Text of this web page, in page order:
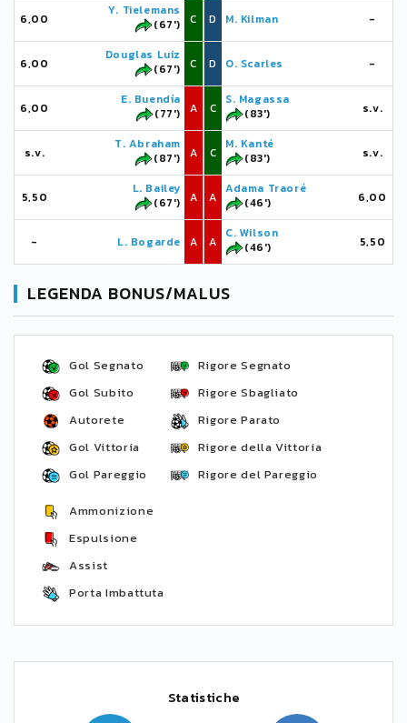
6,00
Y. Tielemans
(67')
C
6,00
Douglas Luiz
(67')
C
6,00
E. Buendía
(77')
A
s.v.
T. Abraham
(87')
A
5,50
L. Bailey
(67')
A
- L. Bogarde A
D M. Kilman -
D O. Scarles -
C
S. Magassa
(83')
s.v.
C
M. Kanté
(83')
s.v.
A
Adama Traoré
(46')
6,00
A
C. Wilson
(46')
5,50
LEGENDA BONUS/MALUS
Gol Segnato
Gol Subito
Autorete
Gol Vittoria
Gol Pareggio
Rigore Segnato
Rigore Sbagliato
Rigore Parato
Rigore della Vittoria
Rigore del Pareggio
Ammonizione
Espulsione
Assist
Porta Imbattuta
Statistiche